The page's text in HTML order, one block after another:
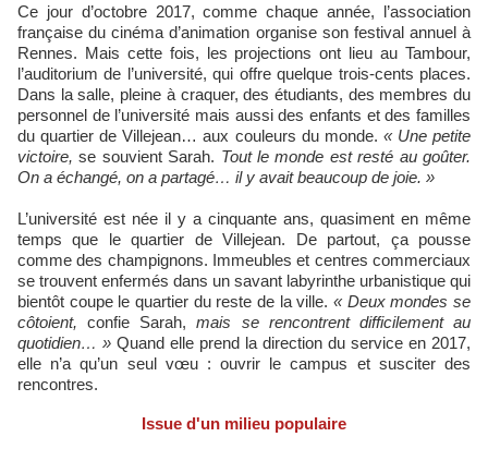
Ce jour d’octobre 2017, comme chaque année, l’association
française du cinéma d’animation organise son festival annuel à
Rennes. Mais cette fois, les projections ont lieu au Tambour,
l’auditorium de l’université, qui offre quelque trois-cents places.
Dans la salle, pleine à craquer, des étudiants, des membres du
personnel de l’université mais aussi des enfants et des familles
du quartier de Villejean… aux couleurs du monde. « Une petite
victoire, se souvient Sarah. Tout le monde est resté au goûter.
On a échangé, on a partagé… il y avait beaucoup de joie. »
L’université est née il y a cinquante ans, quasiment en même
temps que le quartier de Villejean. De partout, ça pousse
comme des champignons. Immeubles et centres commerciaux
se trouvent enfermés dans un savant labyrinthe urbanistique qui
bientôt coupe le quartier du reste de la ville. « Deux mondes se
côtoient, confie Sarah,mais se rencontrent difficilement au
quotidien… » Quand elle prend la direction du service en 2017,
elle n’a qu’un seul vœu : ouvrir le campus et susciter des
rencontres.
Issue d'un milieu populaire